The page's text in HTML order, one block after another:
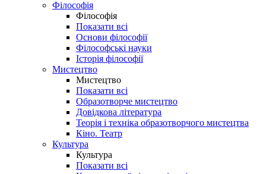
Філософія
Філософія
Показати всі
Основи філософії
Філософські науки
Історія філософії
Мистецтво
Мистецтво
Показати всі
Образотворче мистецтво
Довідкова література
Теорія і техніка образотворчого мистецтва
Кіно. Театр
Культура
Культура
Показати всі